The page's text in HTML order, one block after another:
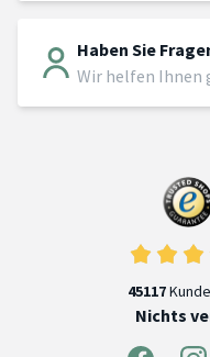
Haben Sie
Wir helfen Ihnen
45117
Nichts